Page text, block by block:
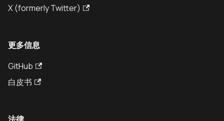
X (formerly Twitter)
更多信息
GitHub
白皮书